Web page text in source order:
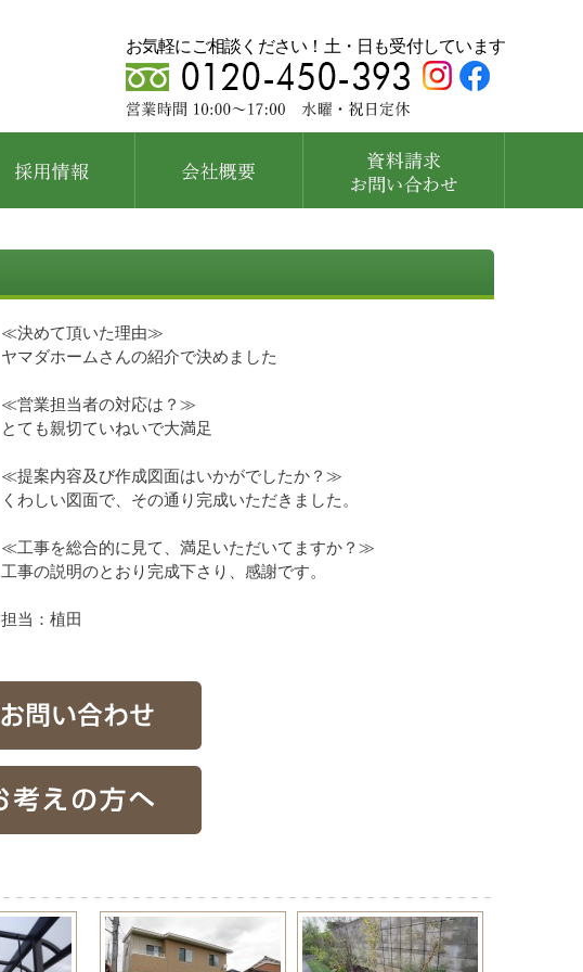
お気軽にご相談ください！土・日も受付しています
≪決めて頂いた理由≫
ヤマダホームさんの紹介で決めました
≪営業担当者の対応は？≫
とても親切ていねいで大満足
≪提案内容及び作成図面はいかがでしたか？≫
くわしい図面で、その通り完成いただきました。
≪工事を総合的に見て、満足いただいてますか？≫
工事の説明のとおり完成下さり、感謝です。
担当：植田